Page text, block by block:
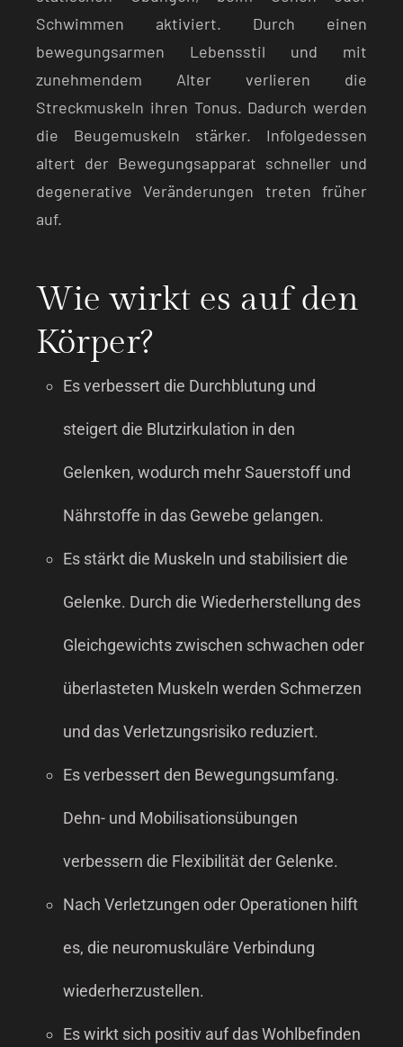
Schwimmen aktiviert. Durch einen
bewegungsarmen Lebensstil und mit
zunehmendem Alter verlieren die
Streckmuskeln ihren Tonus. Dadurch werden
die Beugemuskeln stärker. Infolgedessen
altert der Bewegungsapparat schneller und
degenerative Veränderungen treten früher
auf.
Wie wirkt es auf den
Körper?
Es verbessert die Durchblutung und
steigert die Blutzirkulation in den
Gelenken, wodurch mehr Sauerstoff und
Nährstoffe in das Gewebe gelangen.
Es stärkt die Muskeln und stabilisiert die
Gelenke. Durch die Wiederherstellung des
Gleichgewichts zwischen schwachen oder
überlasteten Muskeln werden Schmerzen
und das Verletzungsrisiko reduziert.
Es verbessert den Bewegungsumfang.
Dehn- und Mobilisationsübungen
verbessern die Flexibilität der Gelenke.
Nach Verletzungen oder Operationen hilft
es, die neuromuskuläre Verbindung
wiederherzustellen.
Es wirkt sich positiv auf das Wohlbefinden